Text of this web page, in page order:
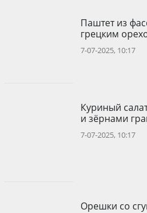
Паштет из
грецким
7-07-2025, 10:17
Куриный
и зёрнами
7-07-2025, 10:17
Орешки со